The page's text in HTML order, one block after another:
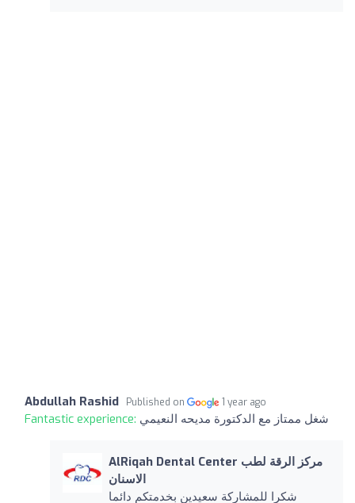
Abdullah Rashid Published on 1 year ago
Fantastic experience: شغل ممتاز مع الدكتورة مديحه النعيمي
AlRiqah Dental Center مركز الرقة لطب
الاسنان
شكرا للمشاركة سعيدين بخدمتكم دائما